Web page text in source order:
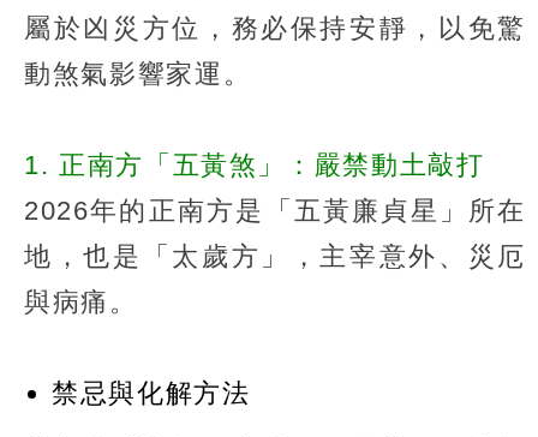
屬於凶災方位，務必保持安靜，以免驚
動煞氣影響家運。
1. 正南方「五黃煞」：嚴禁動土敲打
2026年的正南方是「五黃廉貞星」所在
地，也是「太歲方」，主宰意外、災厄
與病痛。
禁忌與化解方法